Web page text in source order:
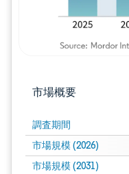
市場概要
調査期間
市場規模 (2026)
市場規模 (2031)